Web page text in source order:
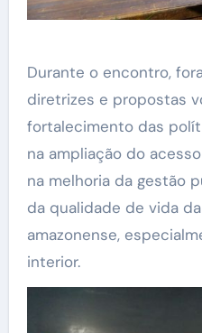
Durante o encontro,
diretrizes e propostas
fortalecimento das
na ampliação do
na melhoria da gestão
da qualidade de vida
amazonense,
interior.